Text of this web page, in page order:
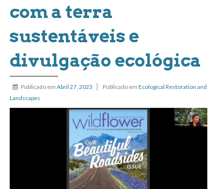
com a terra
sustentáveis e
divulgação ecológica
Publicado em Abril 27, 2023 Publicado em Ecological Restoration and
Landscapes